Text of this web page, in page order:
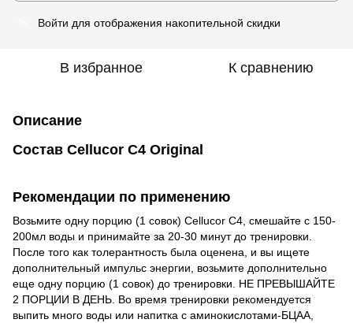
Войти для отображения накопительной скидки
В избранное К сравнению
Описание
Состав Cellucor C4 Original
Рекомендации по применению
Возьмите одну порцию (1 совок) Cellucor C4, смешайте с 150-
200мл воды и принимайте за 20-30 минут до тренировки.
После того как толерантность была оценена, и вы ищете
дополнительный импульс энергии, возьмите дополнительно
еще одну порцию (1 совок) до тренировки. НЕ ПРЕВЫШАЙТЕ
2 ПОРЦИИ В ДЕНЬ. Во время тренировки рекомендуется
выпить много воды или напитка с аминокислотами-БЦАА,